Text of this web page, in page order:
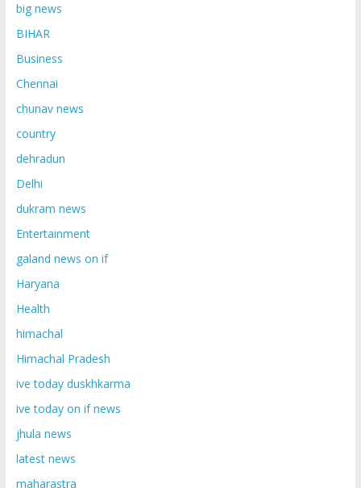
big news
BIHAR
Business
Chennai
chunav news
country
dehradun
Delhi
dukram news
Entertainment
galand news on if
Haryana
Health
himachal
Himachal Pradesh
ive today duskhkarma
ive today on if news
jhula news
latest news
maharastra